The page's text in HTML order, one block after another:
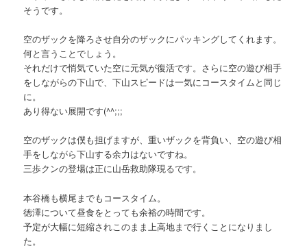
そうです。
空のザックを降ろさせ自分のザックにパッキングしてくれます。
何と言うことでしょう。
それだけで悄気ていた空に元気が復活です。さらに空の遊び相手
をしながらの下山で、下山スピードは一気にコースタイムと同じ
に。
あり得ない展開です(^^;;;
空のザックは僕も担げますが、重いザックを背負い、空の遊び相
手をしながら下山する余力はないですね。
三歩クンの登場は正に山岳救助隊現るです。
本谷橋も横尾までもコースタイム。
徳澤について昼食をとっても余裕の時間です。
予定が大幅に短縮されこのまま上高地まで行くことになりまし
た。